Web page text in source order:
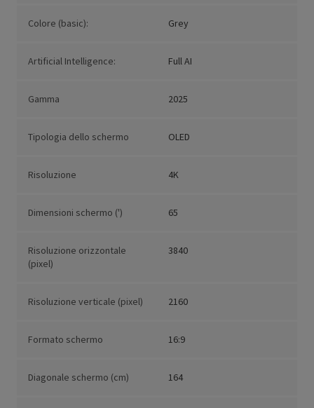
Colore (basic): Grey
Artificial Intelligence: Full AI
Gamma 2025
Tipologia dello schermo OLED
Risoluzione 4K
Dimensioni schermo (') 65
Risoluzione orizzontale
(pixel)
3840
Risoluzione verticale (pixel) 2160
Formato schermo 16:9
Diagonale schermo (cm) 164